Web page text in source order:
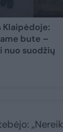
Klaipėdoje:
bute –
nuo suodžių